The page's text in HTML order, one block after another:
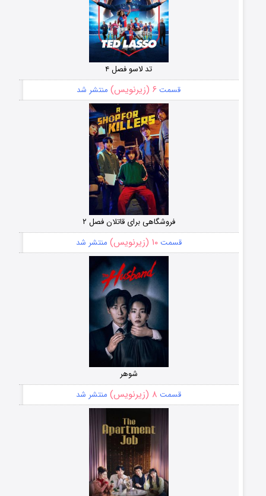
تد لاسو فصل ۴
قسمت ۶ (زیرنویس) منتشر شد
فروشگاهی برای قاتلان فصل ۲
قسمت۱۰ (زیرنویس) منتشر شد
شوهر
قسمت ۸ (زیرنویس) منتشر شد